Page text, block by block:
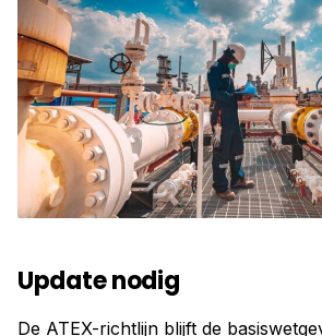
Update nodig
De ATEX-richtlijn blijft de